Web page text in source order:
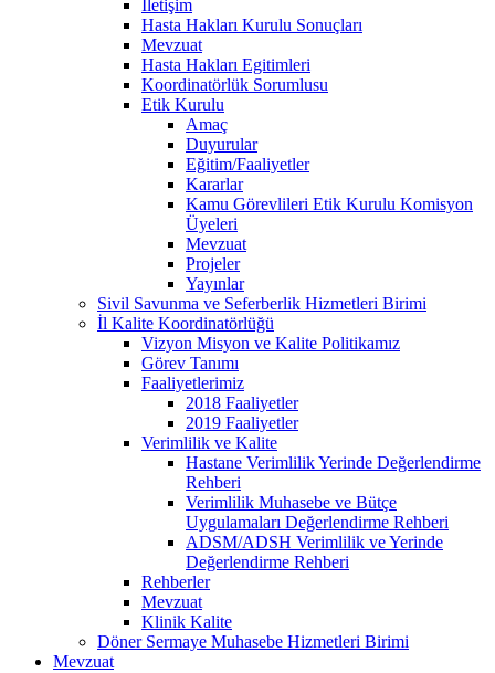
İletişim
Hasta Hakları Kurulu Sonuçları
Mevzuat
Hasta Hakları Egitimleri
Koordinatörlük Sorumlusu
Etik Kurulu
Amaç
Duyurular
Eğitim/Faaliyetler
Kararlar
Kamu Görevlileri Etik Kurulu Komisyon
Üyeleri
Mevzuat
Projeler
Yayınlar
Sivil Savunma ve Seferberlik Hizmetleri Birimi
İl Kalite Koordinatörlüğü
Vizyon Misyon ve Kalite Politikamız
Görev Tanımı
Faaliyetlerimiz
2018 Faaliyetler
2019 Faaliyetler
Verimlilik ve Kalite
Hastane Verimlilik Yerinde Değerlendirme
Rehberi
Verimlilik Muhasebe ve Bütçe
Uygulamaları Değerlendirme Rehberi
ADSM/ADSH Verimlilik ve Yerinde
Değerlendirme Rehberi
Rehberler
Mevzuat
Klinik Kalite
Döner Sermaye Muhasebe Hizmetleri Birimi
Mevzuat